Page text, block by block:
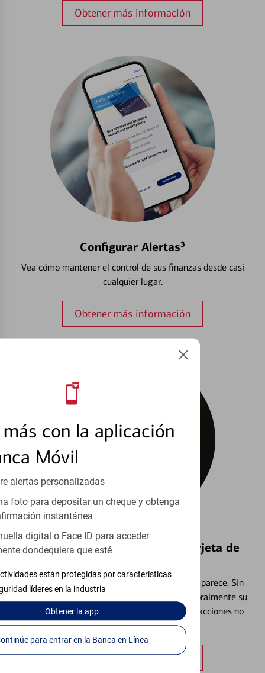
con la aplicación
Móvil
alertas personalizadas
foto para depositar un cheque y obtenga
instantánea
digital o Face ID para acceder
dondequiera que esté
están protegidas por características
líderes en la industria
Obtenerla app
Continúe para entrar en la Banca en Línea
Obtener más información
Configurar Alertas³
Vea cómo mantener el control de sus finanzas desde casi
cualquier lugar.
Obtener más información
Bloquear y Desbloquear una Tarjeta de
Extraviar una tarjeta es más común de lo que parece. Sin
embargo, puede bloquear y desbloquear temporalmente su
tarjeta de débito para ayudar a prevenir transacciones no
autorizadas.
Obtener más información